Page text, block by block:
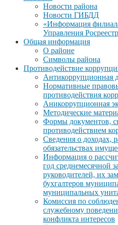
Новости района
Новости ГИБДД
«Информация
Управления
Общая информация
О районе
Символы района
Противодействие
Антикоррупционная
Нормативные
противодействия
Аникоррупционная
Методические
Формы документов,
противодействием
Сведения о доходах,
обязательствах
Информация о
год среднемесячной
руководителей, их
бухгалтеров
муниципальных
Комиссия по
служебному
конфликта интересов